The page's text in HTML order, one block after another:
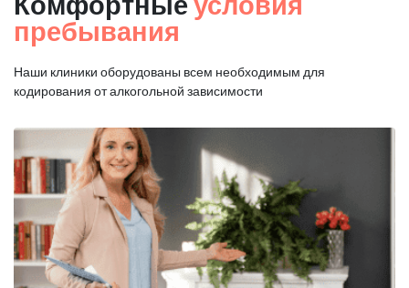
пребывания
Наши клиники оборудованы всем необходимым для
кодирования от алкогольной зависимости